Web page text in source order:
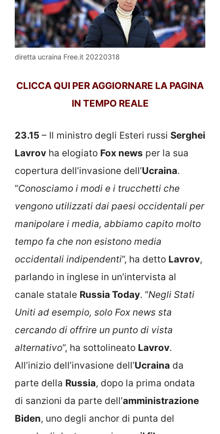
diretta ucraina Free.it 20220318
CLICCA QUI PER AGGIORNARE LA PAGINA
IN TEMPO REALE
23.15 – Il ministro degli Esteri russi Serghei
Lavrov ha elogiato Fox news per la sua
copertura dell’invasione dell’Ucraina.
“Conosciamo i modi e i trucchetti che
vengono utilizzati dai paesi occidentali per
manipolare i media, abbiamo capito molto
tempo fa che non esistono media
occidentali indipendenti“, ha detto Lavrov,
parlando in inglese in un’intervista al
canale statale Russia Today. “Negli Stati
Uniti ad esempio, solo Fox news sta
cercando di offrire un punto di vista
alternativo“, ha sottolineato Lavrov.
All’inizio dell’invasione dell’Ucraina da
parte della Russia, dopo la prima ondata
di sanzioni da parte dell’amministrazione
Biden, uno degli anchor di punta del